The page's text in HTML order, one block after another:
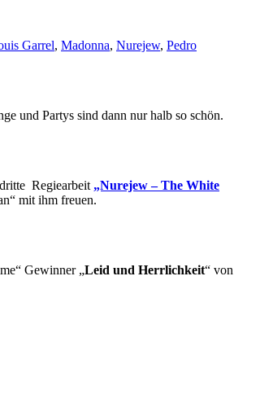
Garrel, Madonna, Nurejew, Pedro
und Partys sind dann nur halb so schön.
Regiearbeit „Nurejew – The White
mit ihm freuen.
Gewinner „Leid und Herrlichkeit“ von